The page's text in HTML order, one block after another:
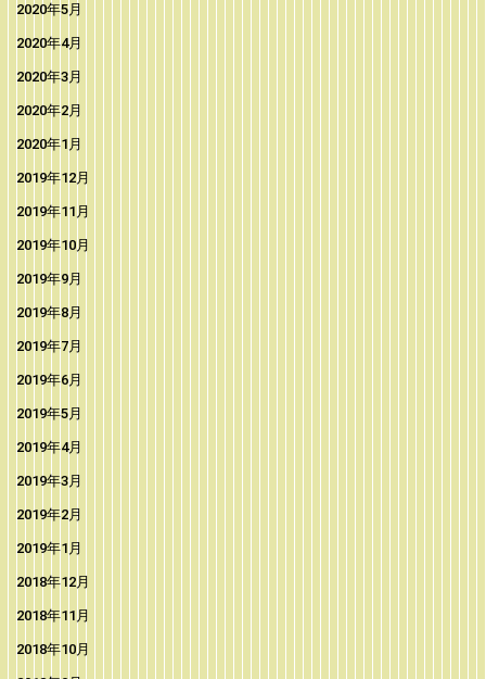
2020年5月
2020年4月
2020年3月
2020年2月
2020年1月
2019年12月
2019年11月
2019年10月
2019年9月
2019年8月
2019年7月
2019年6月
2019年5月
2019年4月
2019年3月
2019年2月
2019年1月
2018年12月
2018年11月
2018年10月